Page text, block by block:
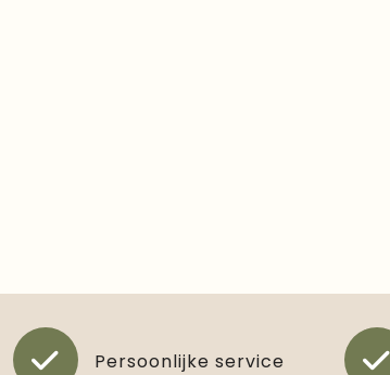
Persoonlijke service